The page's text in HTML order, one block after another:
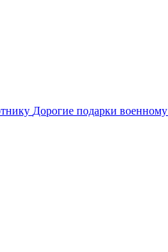
Дорогие подарки военному